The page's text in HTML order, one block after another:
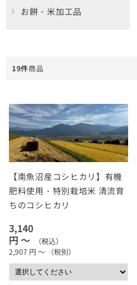
お餅・米加工品
19件商品
【南魚沼産コシヒカリ】有機
肥料使用・特別栽培米 清流育
ちのコシヒカリ
3,140
円 ～
（税込）
2,907 円 ～ （税別）